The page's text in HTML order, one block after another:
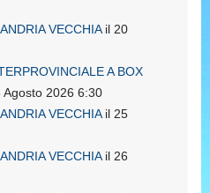
VECCHIAil 20
A BOX
Agosto 2026 6:30
VECCHIAil 25
VECCHIAil 26